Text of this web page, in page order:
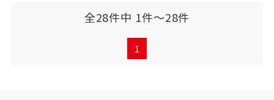
全28件中 1件～28件
1